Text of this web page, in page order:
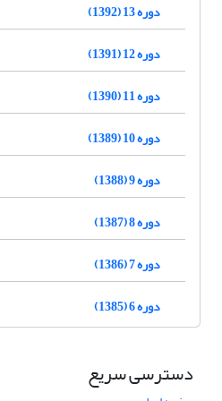
دوره 13 (1392)
دوره 12 (1391)
دوره 11 (1390)
دوره 10 (1389)
دوره 9 (1388)
دوره 8 (1387)
دوره 7 (1386)
دوره 6 (1385)
دسترسی سریع